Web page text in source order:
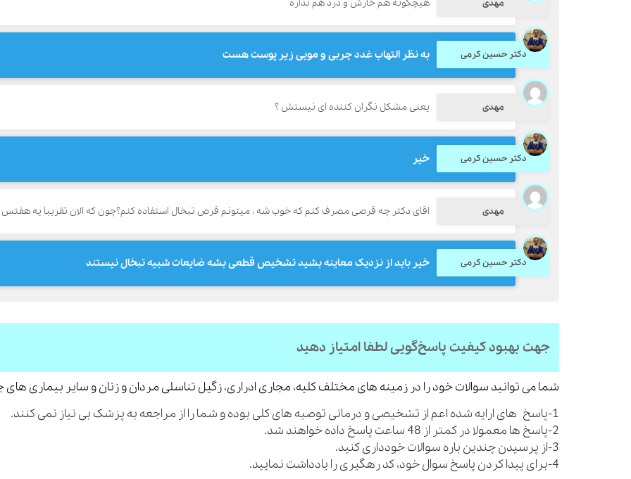
مهدی هیچگونه هم خارش و درد هم نداره
دکتر حسین کرمی به نظر التهاب غدد چربی و مویی زیر پوست هست
مهدی یعنی مشکل نگران کننده ای نیستش ؟
دکتر حسین کرمی خیر
مهدی اقای دکتر چه قرصی مصرف کنم که خوب شه ، میتونم قرص تبخال استفاده کنم؟چون که الان تقریبا یه هفتس
دکتر حسین کرمی خیر باید از نزدیک معاینه بشید تشخیص قطعی بشه ضایعات شبیه تبخال نیستند
جهت بهبود کیفیت پاسخ‌گویی لطفا امتیاز دهید
شما می توانید سوالات خود را در زمینه های مختلف کلیه، مجاری ادراری، زگیل تناسلی مردان و زنان و سایر بیماری
1-پاسخ های ارایه شده اعم از تشخیصی و درمانی توصیه های کلی بوده و شما را از مراجعه به پزشک بی نیاز نمی کنند.
2-پاسخ ها معمولا در کمتر از 48 ساعت پاسخ داده خواهند شد.
3-از پرسیدن چندین باره سوالات خودداری کنید.
4-برای پیدا کردن پاسخ سوال خود، کد رهگیری را یادداشت نمایید.